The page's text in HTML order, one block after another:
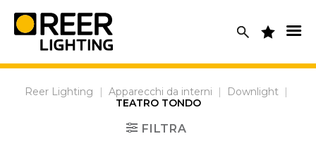
content
Reer Lighting | Apparecchi da interni | Downlight |
TEATRO TONDO
FILTRA